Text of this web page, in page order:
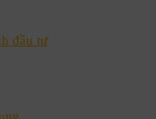
đầu tư